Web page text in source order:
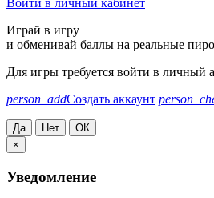
Войти в личный кабинет
Играй в игру
и обменивай баллы на реальные
Для игры требуется войти в личный
person_addСоздать аккаунт
Да Нет
ОК
×
Уведомление